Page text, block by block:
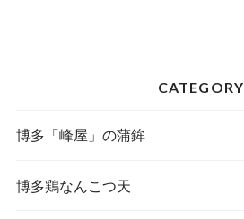
CATEGORY
博多「峰屋」の蒲鉾
博多鶏なんこつ天